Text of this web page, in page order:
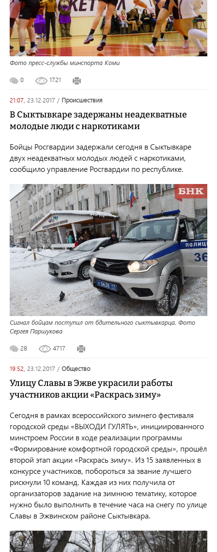
Фото пресс-службы минспорта Коми
0 1721
21:07, 23.12.2017 / происшествия
В Сыктывкаре задержаны неадекватные
молодые люди с наркотиками
Бойцы Росгвардии задержали сегодня в Сыктывкаре
двух неадекватных молодых людей с наркотиками,
сообщило управление Росгвардии по республике.
Сигнал бойцам поступил от бдительного сыктывкарца. Фото
Сергея Паршукова
28 4717
19:52, 23.12.2017 / общество
Улицу Славы в Эжве украсили работы
участников акции «Раскрась зиму»
Сегодня в рамках всероссийского зимнего фестиваля
городской среды «ВЫХОДИ ГУЛЯТЬ», инициированного
минстроем России в ходе реализации программы
«Формирование комфортной городской среды», прошёл
второй этап акции «Раскрась зиму». Из 15 заявленных в
конкурсе участников, побороться за звание лучшего
рискнули 10 команд. Каждая из них получила от
организаторов задание на зимнюю тематику, которое
нужно было выполнить в течение часа на снегу по улице
Славы в Эжвинском районе Сыктывкара.